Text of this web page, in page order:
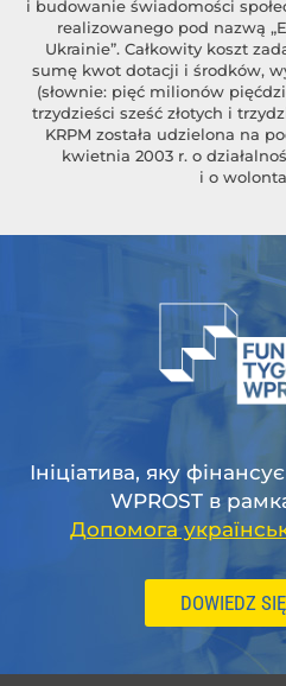
i budowanie świadomości
realizowanego pod nazwą
Ukrainie”. Całkowity koszt
sumę kwot dotacji i środków,
(słownie: pięć milionów
trzydzieści sześć złotych i
KRPM została udzielona na
kwietnia 2003 r. o
i o
Ініціатива, яку
WPROST в
Допомога
DOWIEDZ